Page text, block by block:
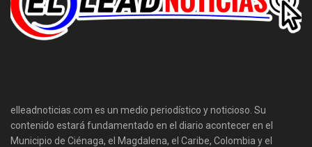
elleadnoticias.com es un medio periodístico y noticioso. Su
contenido estará fundamentado en el diario acontecer en el
Municipio de Ciénaga, el Magdalena, el Caribe, Colombia y el